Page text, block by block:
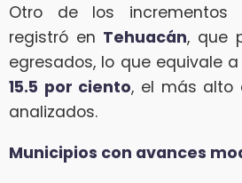
Otro de los incrementos
registró en Tehuacán, que
egresados, lo que equivale
15.5 por ciento, el más alto
analizados.
Municipios con avances